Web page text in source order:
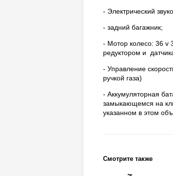
- Электрический
- задний багажник;
- Мотор колесо: 36 v
редуктором и
- Управление
ручкой газа)
- Аккумуляторная
замыкающемся на
указанном в этом
Смотрите также